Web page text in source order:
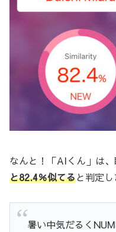
なんと！「AIくん」は
と82.4％似てると判定し
暑い中気だるく